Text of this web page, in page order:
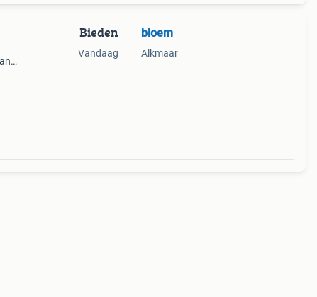
Bieden
Vandaag
bloem
Alkmaar